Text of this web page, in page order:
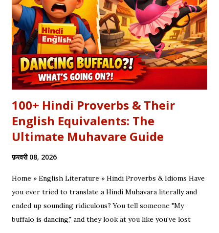
रचना के हिंदी बोल (Lyrics), उसके गूढ़ अर्थ और शब्दार्थ को विस्तार से समझेंगे।
...
100+ Hindi Proverbs & Their
English Equivalents: The
Ultimate Muhavare Guide
फ़रवरी 08, 2026
Home » English Literature » Hindi Proverbs & Idioms Have
you ever tried to translate a Hindi Muhavara literally and
ended up sounding ridiculous? You tell someone "My
buffalo is dancing," and they look at you like you’ve lost